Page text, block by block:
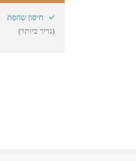
חיסון שחפת
(נדיר ביותר)